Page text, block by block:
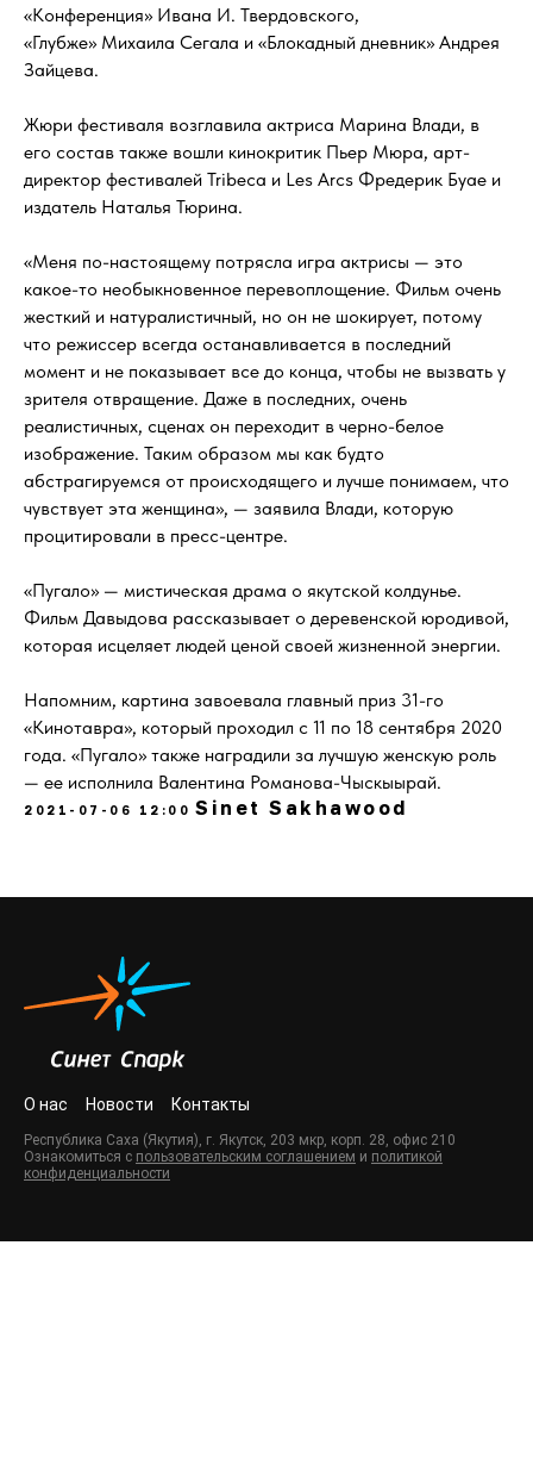
«Конференция» Ивана И. Твердовского,
«Глубже» Михаила Сегала и «Блокадный дневник» Андрея
Зайцева.
Жюри фестиваля возглавила актриса Марина Влади, в
его состав также вошли кинокритик Пьер Мюра, арт-
директор фестивалей Tribeca и Les Arcs Фредерик Буае и
издатель Наталья Тюрина.
«Меня по-настоящему потрясла игра актрисы — это
какое-то необыкновенное перевоплощение. Фильм очень
жесткий и натуралистичный, но он не шокирует, потому
что режиссер всегда останавливается в последний
момент и не показывает все до конца, чтобы не вызвать у
зрителя отвращение. Даже в последних, очень
реалистичных, сценах он переходит в черно-белое
изображение. Таким образом мы как будто
абстрагируемся от происходящего и лучше понимаем, что
чувствует эта женщина», — заявила Влади, которую
процитировали в пресс-центре.
«Пугало» — мистическая драма о якутской колдунье.
Фильм Давыдова рассказывает о деревенской юродивой,
которая исцеляет людей ценой своей жизненной энергии.
Напомним, картина завоевала главный приз 31-го
«Кинотавра», который проходил с 11 по 18 сентября 2020
года. «Пугало» также наградили за лучшую женскую роль
— ее исполнила Валентина Романова-Чыскыырай.
2021-07-06 12:00 Sinet Sakhawood
О нас Новости Контакты
Республика Саха (Якутия), г. Якутск, 203 мкр, корп. 28, офис 210
Ознакомиться с пользовательским соглашением и политикой
конфиденциальности